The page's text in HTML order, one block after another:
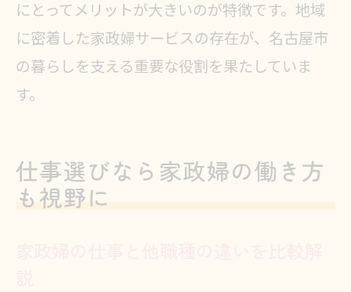
にとってメリットが大きいのが特徴です。地域
に密着した家政婦サービスの存在が、名古屋市
の暮らしを支える重要な役割を果たしていま
す。
仕事選びなら家政婦の働き方
も視野に